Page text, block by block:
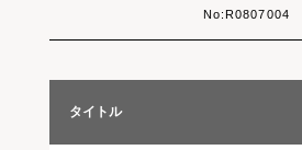
No:R0807004
タイトル